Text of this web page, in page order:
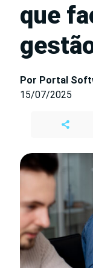
que
Por Portal
15/07/2025